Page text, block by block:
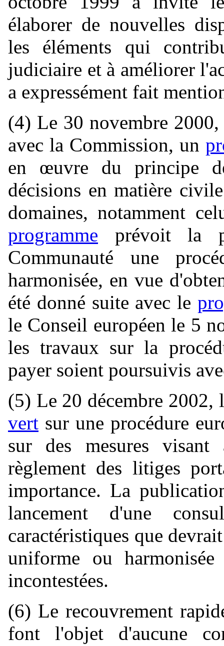
élaborer de nouvelles
les éléments qui
judiciaire et à améliorer
a expressément fait
(4) Le 30 novembre
avec la Commission, un
en œuvre du principe
décisions en matière
domaines, notamment
programme prévoit la
Communauté une
harmonisée, en vue
été donné suite avec le
le Conseil européen le 5
les travaux sur la
payer soient poursuivis
(5) Le 20 décembre
vert sur une procédure
sur des mesures
règlement des litiges
importance. La
lancement d'une
caractéristiques que
uniforme ou harmonisée
incontestées.
(6) Le recouvrement
font l'objet d'aucune